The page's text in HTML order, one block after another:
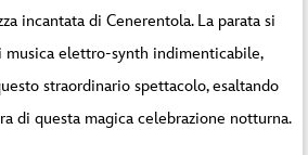
incantata di Cenerentola. La parata si
musica elettro-synth indimenticabile,
straordinario spettacolo, esaltando
di questa magica celebrazione notturna.